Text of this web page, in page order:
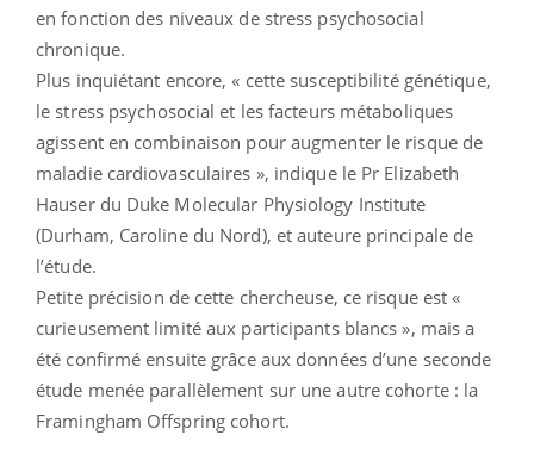
en fonction des niveaux de stress psychosocial
chronique.
Plus inquiétant encore, « cette susceptibilité génétique,
le stress psychosocial et les facteurs métaboliques
agissent en combinaison pour augmenter le risque de
maladie cardiovasculaires », indique le Pr Elizabeth
Hauser du Duke Molecular Physiology Institute
(Durham, Caroline du Nord), et auteure principale de
l’étude.
Petite précision de cette chercheuse, ce risque est «
curieusement limité aux participants blancs », mais a
été confirmé ensuite grâce aux données d’une seconde
étude menée parallèlement sur une autre cohorte : la
Framingham Offspring cohort.